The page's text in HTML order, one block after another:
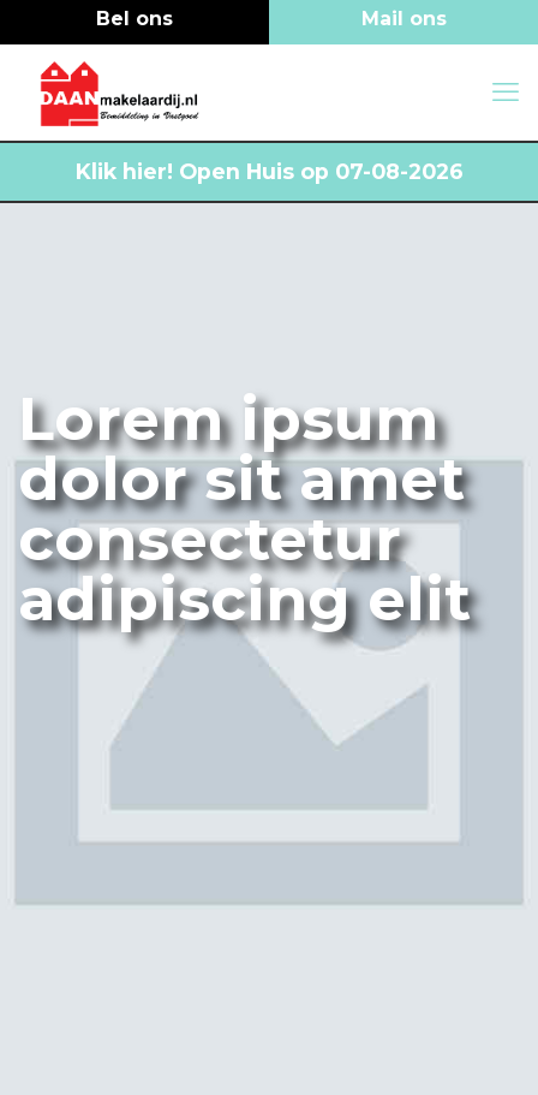
Klik hier! Open Huis op 07-08-2026
Lorem ipsum
dolor sit amet
consectetur
adipiscing elit